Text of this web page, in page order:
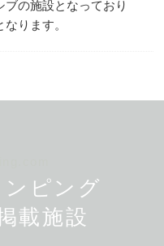
の施設となっており
ります。
ピング
載施設